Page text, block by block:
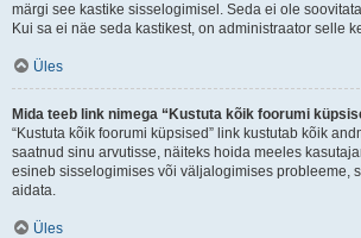
märgi see kastike sisselogimisel. Seda ei ole
Kui sa ei näe seda kastikest, on administraator selle
Üles
Mida teeb link nimega “Kustuta kõik foorumi
“Kustuta kõik foorumi küpsised” link kustutab kõik
saatnud sinu arvutisse, näiteks hoida meeles
esineb sisselogimises või väljalogimises probleeme,
aidata.
Üles